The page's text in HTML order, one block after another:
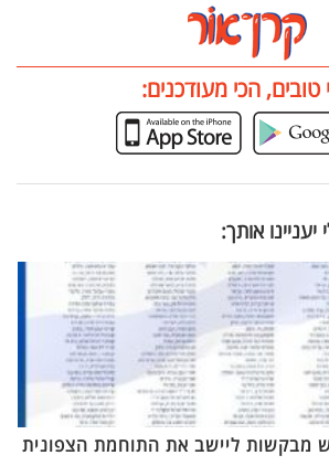
טובים, הכי מעודכנים:
אותך:
מבקשות ליישב את התוחמת הצפונית